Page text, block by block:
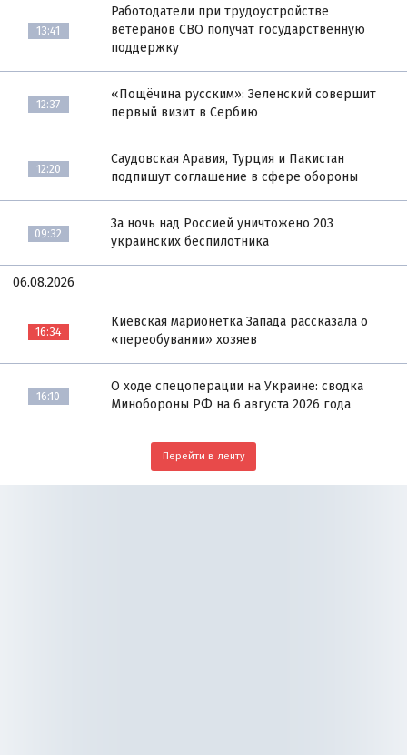
13:41
Работодатели при трудоустройстве
ветеранов СВО получат государственную
поддержку
12:37
«Пощёчина русским»: Зеленский совершит
первый визит в Сербию
12:20
Саудовская Аравия, Турция и Пакистан
подпишут соглашение в сфере обороны
09:32
За ночь над Россией уничтожено 203
украинских беспилотника
06.08.2026
16:34
Киевская марионетка Запада рассказала о
«переобувании» хозяев
16:10
О ходе спецоперации на Украине: сводка
Минобороны РФ на 6 августа 2026 года
Перейти в ленту